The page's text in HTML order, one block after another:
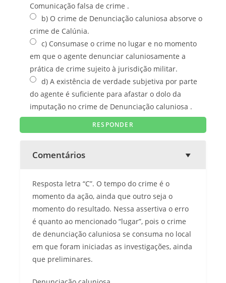
Comunicação falsa de crime .
b) O crime de Denunciação caluniosa absorve o
crime de Calúnia.
c) Consumase o crime no lugar e no momento
em que o agente denunciar caluniosamente a
prática de crime sujeito à jurisdição militar.
d) A existência de verdade subjetiva por parte
do agente é suficiente para afastar o dolo da
imputação no crime de Denunciação caluniosa .
Comentários
Resposta letra “C”. O tempo do crime é o
momento da ação, ainda que outro seja o
momento do resultado. Nessa assertiva o erro
é quanto ao mencionado “lugar”, pois o crime
de denunciação caluniosa se consuma no local
em que foram iniciadas as investigações, ainda
que preliminares.